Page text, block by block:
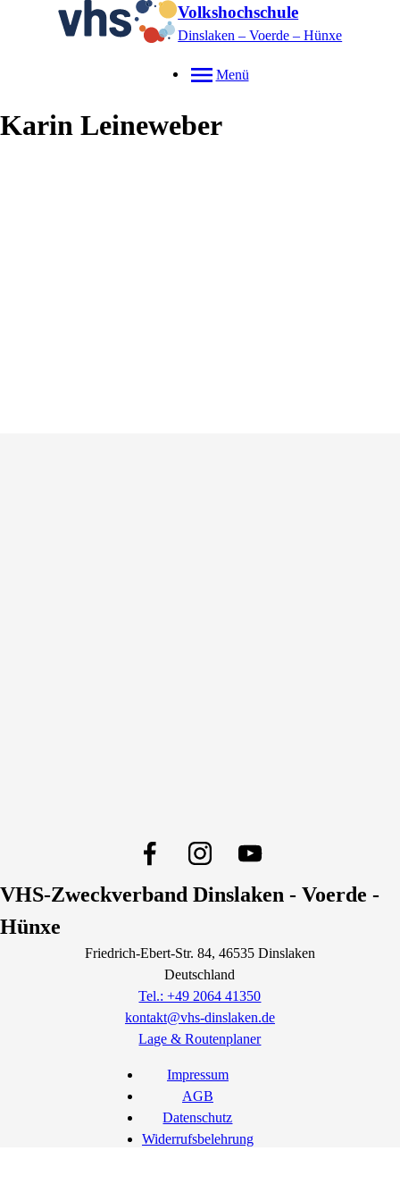
Volkshochschule
Dinslaken – Voerde – Hünxe
Menü
Karin Leineweber
VHS-Zweckverband Dinslaken - Voerde -
Hünxe
Friedrich-Ebert-Str. 84, 46535 Dinslaken
Deutschland
Tel.: +49 2064 41350
kontakt@vhs-dinslaken.de
Lage & Routenplaner
Impressum
AGB
Datenschutz
Widerrufsbelehrung